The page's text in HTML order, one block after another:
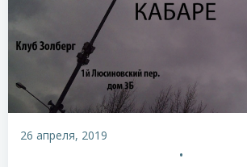
26 апреля, 2019
•